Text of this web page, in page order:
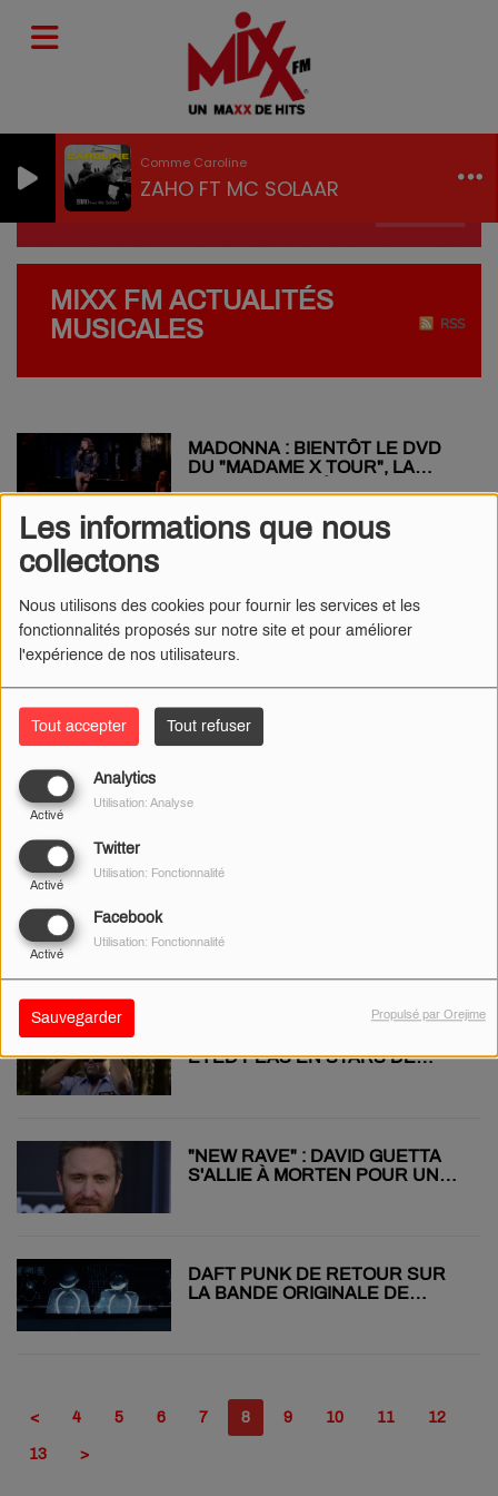
Les informations que nous
collectons
Nous utilisons des cookies pour fournir les services et les
fonctionnalités proposés sur notre site et pour améliorer
l'expérience de nos utilisateurs.
Tout accepter Tout refuser
Analytics
Activé
Utilisation: Analyse
Twitter
Activé
Utilisation: Fonctionnalité
Facebook
Activé
Utilisation: Fonctionnalité
Sauvegarder Propulsé par Orejime
Comme Caroline
ZAHO FT MC SOLAAR
MIXX FM ACTUALITÉS
MUSICALES
RSS
MADONNA : BIENTÔT LE DVD
DU "MADAME X TOUR", LA
GIMS, DADJU ET SOOLKING
THE WEEKND : NOUVEL ALBUM,
TOURNÉE REPORTÉE, FILM...
LA STAR SE CONFIE
BIGFLO ET OLI : 500.000 VENTES
SORTIRA SUR NETFLIX LE 17
EYED PEAS EN STARS DE
"NEW RAVE" : DAVID GUETTA
S'ALLIE À MORTEN POUR UN
DAFT PUNK DE RETOUR SUR
LA BANDE ORIGINALE DE
< 4 5 6 7 8 9 10 11 12
13 >